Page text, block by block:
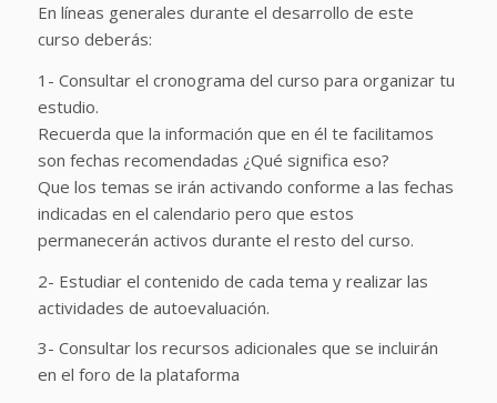
En líneas generales durante el desarrollo de este
curso deberás:
1- Consultar el cronograma del curso para organizar tu
estudio.
Recuerda que la información que en él te facilitamos
son fechas recomendadas ¿Qué significa eso?
Que los temas se irán activando conforme a las fechas
indicadas en el calendario pero que estos
permanecerán activos durante el resto del curso.
2- Estudiar el contenido de cada tema y realizar las
actividades de autoevaluación.
3- Consultar los recursos adicionales que se incluirán
en el foro de la plataforma